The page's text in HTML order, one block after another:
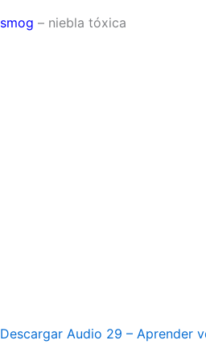
smog – niebla tóxica
Descargar Audio 29 – Aprender